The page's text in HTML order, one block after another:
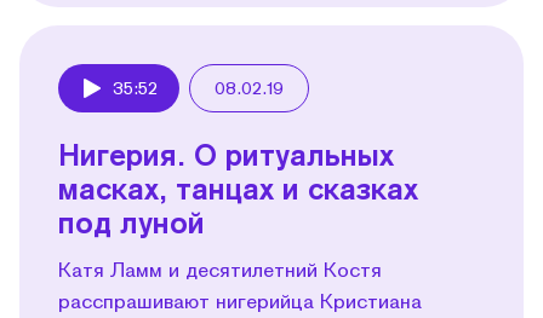
35:52 08.02.19
Нигерия. О ритуальных
масках, танцах и сказках
под луной
Катя Ламм и десятилетний Костя
расспрашивают нигерийца Кристиана